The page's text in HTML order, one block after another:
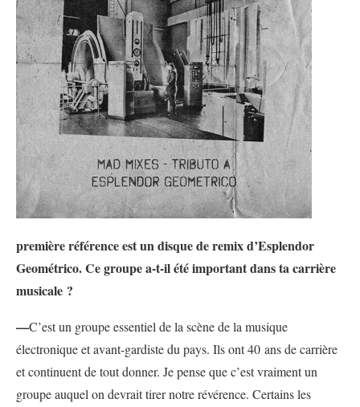
première référence est un disque de remix d’Esplendor
Geométrico. Ce groupe a-t-il été important dans ta carrière
musicale ?
—C’est un groupe essentiel de la scène de la musique
électronique et avant-gardiste du pays. Ils ont 40 ans de carrière
et continuent de tout donner. Je pense que c’est vraiment un
groupe auquel on devrait tirer notre révérence. Certains les